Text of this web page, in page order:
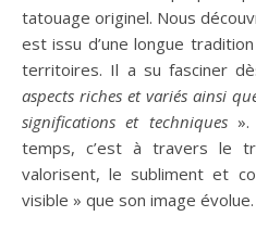
tatouage originel. Nous
est issu d’une longue
territoires. Il a su fasciner
aspects riches et variés ainsi
significations et techniques».
temps, c’est à travers le
valorisent, le subliment et
visible » que son image évolue.